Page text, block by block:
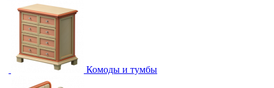
Комоды и тумбы